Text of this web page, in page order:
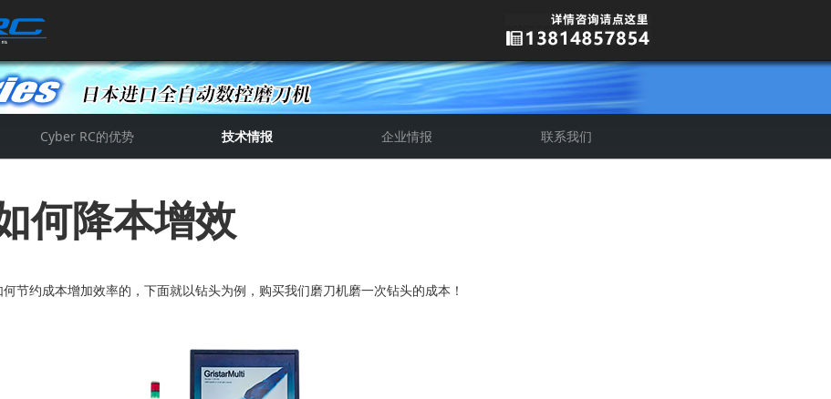
Cyber RC的优势 技术情报 企业情报 联系我们
何降本增效
节约成本增加效率的，下面就以钻头为例，购买我们磨刀机磨一次钻头的成本！